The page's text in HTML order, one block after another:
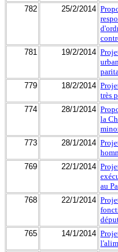
782
25/2/2014
781
19/2/2014
779
18/2/2014
très
774
28/1/2014
la
773
28/1/2014
769
22/1/2014
au
768
22/1/2014
765
14/1/2014